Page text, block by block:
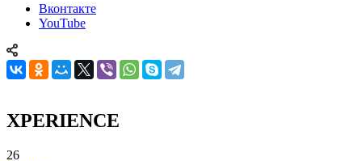
Вконтакте
YouTube
XPERIENCE
26